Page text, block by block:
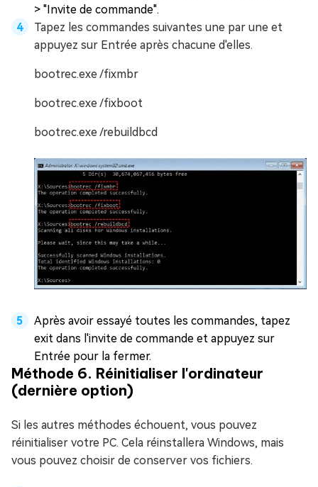
> "Invite de commande".
Tapez les commandes suivantes une par une et
appuyez sur Entrée après chacune d'elles.
bootrec.exe /fixmbr
bootrec.exe /fixboot
bootrec.exe /rebuildbcd
Après avoir essayé toutes les commandes, tapez
exit dans l'invite de commande et appuyez sur
Entrée pour la fermer.
Méthode 6. Réinitialiser l'ordinateur
(dernière option)
Si les autres méthodes échouent, vous pouvez
réinitialiser votre PC. Cela réinstallera Windows, mais
vous pouvez choisir de conserver vos fichiers.